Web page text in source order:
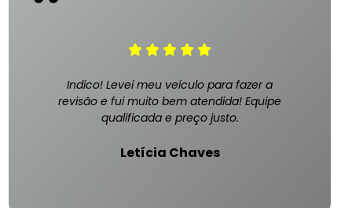
Indico! Levei meu veículo para fazer a
revisão e fui muito bem atendida! Equipe
qualificada e preço justo.
Letícia Chaves